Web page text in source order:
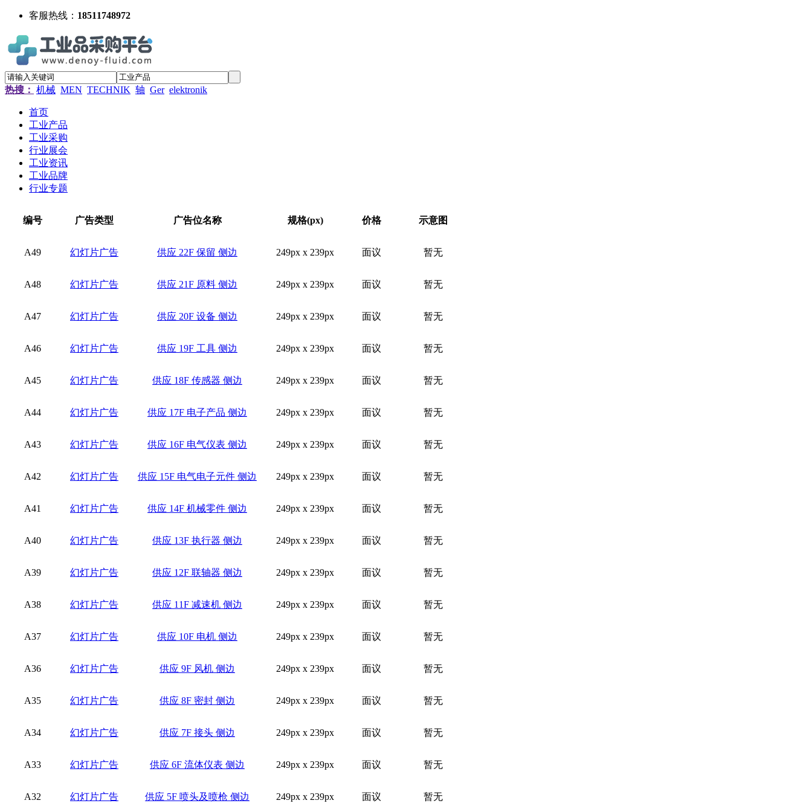
客服热线： 18511748972
热搜： 机械 MEN TECHNIK 轴 Ger elektronik
首页
工业产品
工业采购
行业展会
工业资讯
工业品牌
行业专题
编号 广告类型 广告位名称 规格(px) 价格 示意图
A49 幻灯片广告 供应 22F 保留 侧边 249px x 239px 面议 暂无
A48 幻灯片广告 供应 21F 原料 侧边 249px x 239px 面议 暂无
A47 幻灯片广告 供应 20F 设备 侧边 249px x 239px 面议 暂无
A46 幻灯片广告 供应 19F 工具 侧边 249px x 239px 面议 暂无
A45 幻灯片广告 供应 18F 传感器 侧边 249px x 239px 面议 暂无
A44 幻灯片广告 供应 17F 电子产品 侧边 249px x 239px 面议 暂无
A43 幻灯片广告 供应 16F 电气仪表 侧边 249px x 239px 面议 暂无
A42 幻灯片广告 供应 15F 电气电子元件 侧边 249px x 239px 面议 暂无
A41 幻灯片广告 供应 14F 机械零件 侧边 249px x 239px 面议 暂无
A40 幻灯片广告 供应 13F 执行器 侧边 249px x 239px 面议 暂无
A39 幻灯片广告 供应 12F 联轴器 侧边 249px x 239px 面议 暂无
A38 幻灯片广告 供应 11F 减速机 侧边 249px x 239px 面议 暂无
A37 幻灯片广告 供应 10F 电机 侧边 249px x 239px 面议 暂无
A36 幻灯片广告 供应 9F 风机 侧边 249px x 239px 面议 暂无
A35 幻灯片广告 供应 8F 密封 侧边 249px x 239px 面议 暂无
A34 幻灯片广告 供应 7F 接头 侧边 249px x 239px 面议 暂无
A33 幻灯片广告 供应 6F 流体仪表 侧边 249px x 239px 面议 暂无
A32 幻灯片广告 供应 5F 喷头及喷枪 侧边 249px x 239px 面议 暂无